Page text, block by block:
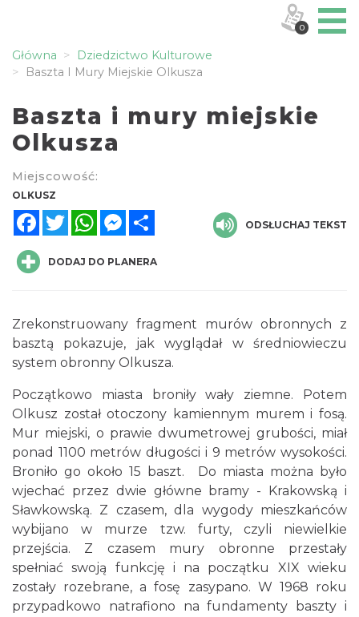
Główna
Dziedzictwo Kulturowe
Baszta I Mury Miejskie Olkusza
Baszta i mury miejskie
Olkusza
Miejscowość:
OLKUSZ
FacebookTwitterWhatsAppMessenger
ODSŁUCHAJ TEKST
DODAJ DO PLANERA
Zrekonstruowany fragment murów obronnych z
basztą pokazuje, jak wyglądał w średniowieczu
system obronny Olkusza.
Początkowo miasta broniły wały ziemne. Potem
Olkusz został otoczony kamiennym murem i fosą.
Mur miejski, o prawie dwumetrowej grubości, miał
ponad 1100 metrów długości i 9 metrów wysokości.
Broniło go około 15 baszt. Do miasta można było
wjechać przez dwie główne bramy - Krakowską i
Sławkowską. Z czasem, dla wygody mieszkańców
wybijano w murze tzw. furty, czyli niewielkie
przejścia. Z czasem mury obronne przestały
spełniać swoją funkcję i na początku XIX wieku
zostały rozebrane, a fosę zasypano. W 1968 roku
przypadkowo natrafiono na fundamenty baszty i
0